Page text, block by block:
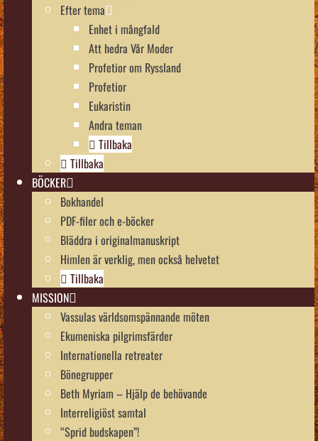
Efter tema
Enhet i mångfald
Att hedra Vår Moder
Profetior om Ryssland
Profetior
Eukaristin
Andra teman
Tillbaka
Tillbaka
BÖCKER
Bokhandel
PDF-filer och e-böcker
Bläddra i originalmanuskript
Himlen är verklig, men också helvetet
Tillbaka
MISSION
Vassulas världsomspännande möten
Ekumeniska pilgrimsfärder
Internationella retreater
Bönegrupper
Beth Myriam – Hjälp de behövande
Interreligiöst samtal
“Sprid budskapen”!